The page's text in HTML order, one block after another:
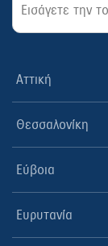
Αττική
Θεσσαλονίκη
Εύβοια
Ευρυτανία